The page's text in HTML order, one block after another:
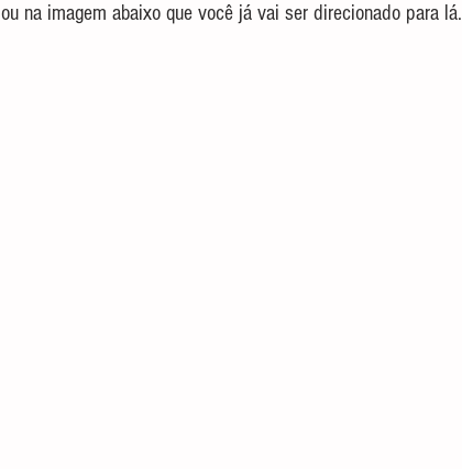
ou na imagem abaixo que você já vai ser direcionado para lá.